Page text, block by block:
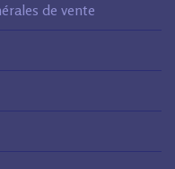
de vente